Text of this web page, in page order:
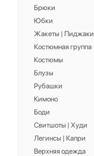
Брюки
Юбки
Жакеты | Пиджаки
Костюмная группа
Костюмы
Блузы
Рубашки
Кимоно
Боди
Свитшоты | Худи
Легинсы | Капри
Верхняя одежда